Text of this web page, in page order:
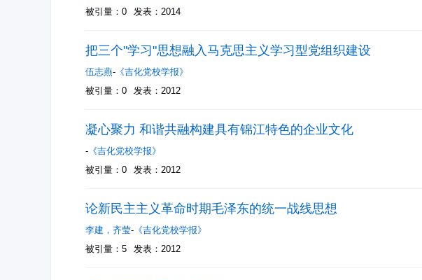
被引量：0
发表：2014
把三个"学习"思想融入马克思主义学习型党组织建设
伍志燕- 《吉化党校学报》
被引量：0
发表：2012
凝心聚力 和谐共融构建具有锦江特色的企业文化
- 《吉化党校学报》
被引量：0
发表：2012
论新民主主义革命时期毛泽东的统一战线思想
李建 ， 齐莹- 《吉化党校学报》
被引量：5
发表：2012